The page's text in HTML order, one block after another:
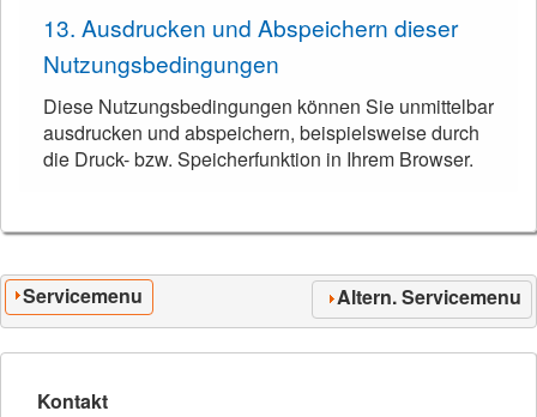
13. Ausdrucken und Abspeichern dieser
Nutzungsbedingungen
Diese Nutzungsbedingungen können Sie unmittelbar
ausdrucken und abspeichern, beispielsweise durch
die Druck- bzw. Speicherfunktion in Ihrem Browser.
Servicemenu Altern. Servicemenu
Kontakt